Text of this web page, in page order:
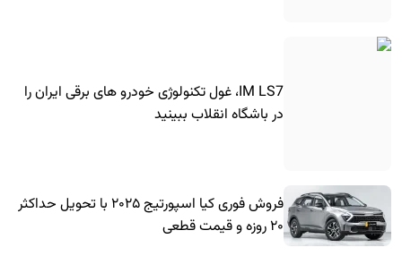
IM LS7، غول تکنولوژی خودرو های برقی ایران را
در باشگاه انقلاب ببینید
فروش فوری کیا اسپورتیج ۲۰۲۵ با تحویل حداکثر
۲۰ روزه و قیمت قطعی